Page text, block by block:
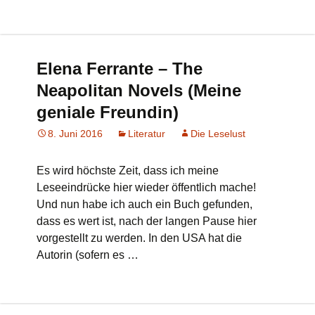
Elena Ferrante – The
Neapolitan Novels (Meine
geniale Freundin)
8. Juni 2016 Literatur Die Leselust
Es wird höchste Zeit, dass ich meine
Leseeindrücke hier wieder öffentlich mache!
Und nun habe ich auch ein Buch gefunden,
dass es wert ist, nach der langen Pause hier
vorgestellt zu werden. In den USA hat die
Autorin (sofern es …